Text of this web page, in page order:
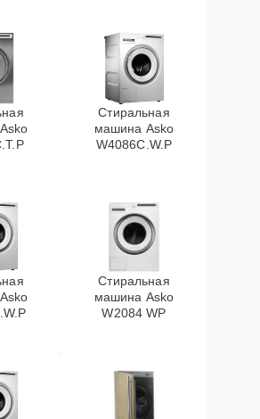
Стиральная
машина Asko
W4086C.W.P
Стиральная
машина Asko
W2084 WP